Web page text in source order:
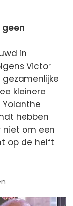
geen
in
Victor
kleinere
Yolanthe
hebben
niet om een
op de helft